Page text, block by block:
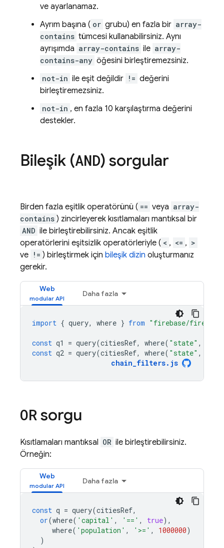
ve ayarlanamaz.
Ayrım başına ( or grubu) en fazla bir array-
contains tümcesi kullanabilirsiniz. Aynı
ayrışımda array-contains ile array-
contains-any öğesini birleştiremezsiniz.
not-in ile eşit değildir != değerini
birleştiremezsiniz.
not-in , en fazla 10 karşılaştırma değerini
destekler.
Bileşik (AND) sorgular
Birden fazla eşitlik operatörünü ( == veya array-
contains ) zincirleyerek kısıtlamaları mantıksal bir
AND ile birleştirebilirsiniz. Ancak eşitlik
operatörlerini eşitsizlik operatörleriyle ( < , <= , >
ve != ) birleştirmek için bileşik dizin oluşturmanız
gerekir.
Web
Daha fazla
import { query, where } from "firebase/
const q1 = query(citiesRef, where( "state" ,
const q2 = query(citiesRef, where( "state" ,
chain_filters. js
ORsorgu
Kısıtlamaları mantıksal OR ile birleştirebilirsiniz.
Örneğin:
Web
Daha fazla
const q = query(citiesRef,
or(where( 'capital' , '==' , true),
where( 'population' , '>=' , 1000000)
)